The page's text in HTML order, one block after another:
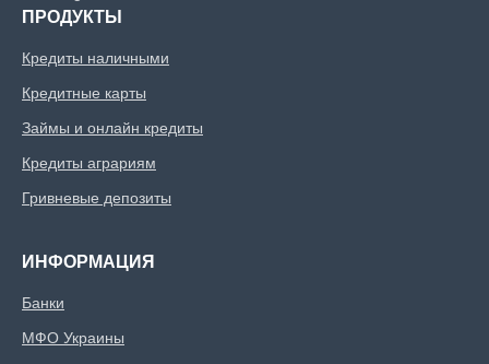
ПРОДУКТЫ
Кредиты наличными
Кредитные карты
Займы и онлайн кредиты
Кредиты аграриям
Гривневые депозиты
ИНФОРМАЦИЯ
Банки
МФО Украины